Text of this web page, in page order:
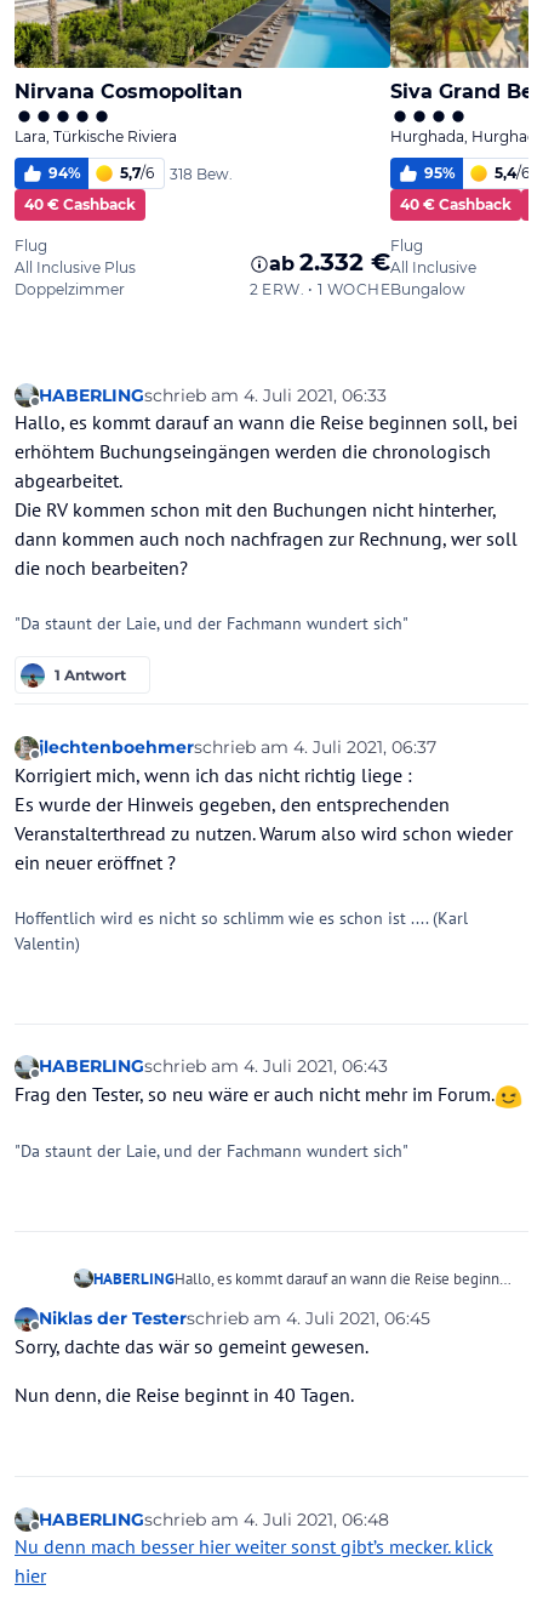
Offline
HABERLINGschrieb am 4. Juli 2021, 06:33
zuletzt editiert von HABERLING
Hallo, es kommt darauf an wann die Reise beginnen soll, bei
erhöhtem Buchungseingängen werden die chronologisch
abgearbeitet.
Die RV kommen schon mit den Buchungen nicht hinterher,
dann kommen auch noch nachfragen zur Rechnung, wer soll
die noch bearbeiten?
"Da staunt der Laie, und der Fachmann wundert sich"
1 Antwort
Offline
jlechtenboehmerschrieb am 4. Juli 2021, 06:37
zuletzt editiert von
Korrigiert mich, wenn ich das nicht richtig liege :
Es wurde der Hinweis gegeben, den entsprechenden
Veranstalterthread zu nutzen. Warum also wird schon wieder
ein neuer eröffnet ?
Hoffentlich wird es nicht so schlimm wie es schon ist .... (Karl
Valentin)
Offline
HABERLINGschrieb am 4. Juli 2021, 06:43
zuletzt editiert von
Frag den Tester, so neu wäre er auch nicht mehr im Forum.
"Da staunt der Laie, und der Fachmann wundert sich"
HABERLINGHallo, es kommt darauf an wann die Reise beginnen
chronologisch abgearbeitet.
Die RV kommen schon mit den Buchungen nicht
Rechnung, wer soll die noch bearbeiten?
Offline
Niklas der Testerschrieb am 4. Juli 2021, 06:45
zuletzt editiert von
Sorry, dachte das wär so gemeint gewesen.
Nun denn, die Reise beginnt in 40 Tagen.
Offline
HABERLINGschrieb am 4. Juli 2021, 06:48
zuletzt editiert von
Nu denn mach besser hier weiter sonst gibt’s mecker. klick
hier